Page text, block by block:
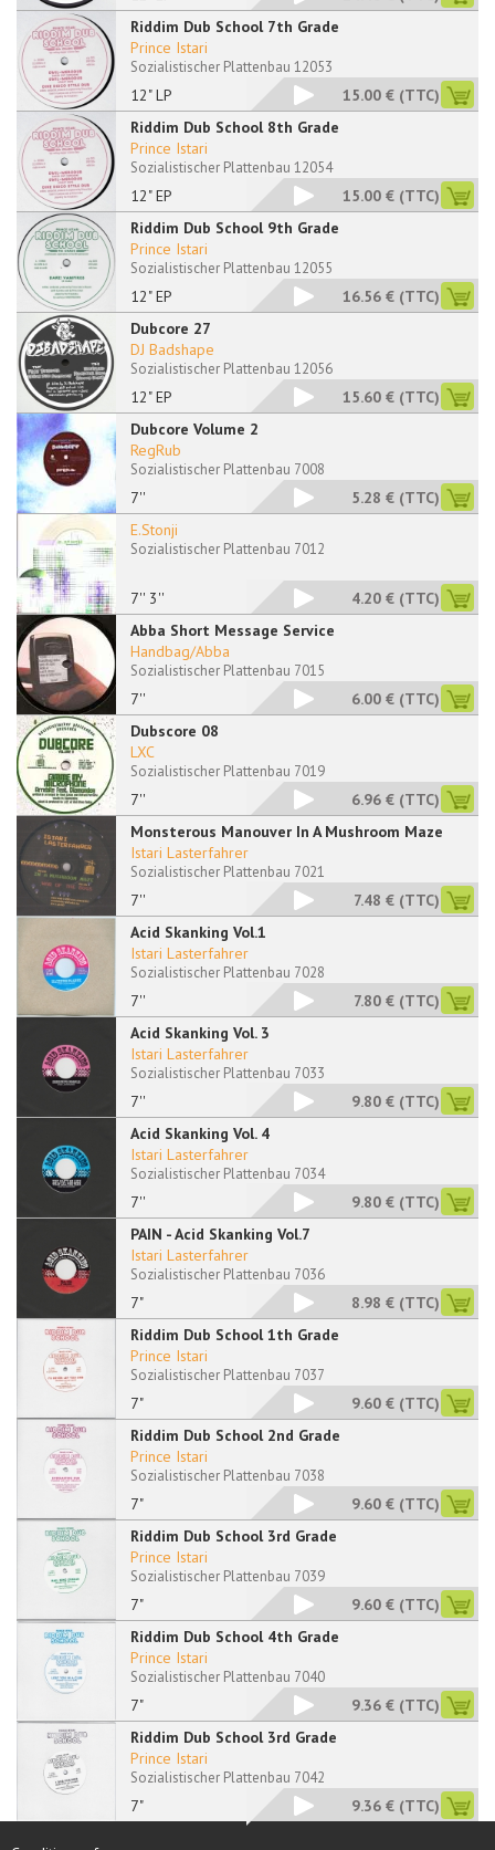
Riddim Dub School 7th Grade
12" LP
Prince Istari
Sozialistischer Plattenbau 12053
15.00 € (TTC)
Riddim Dub School 8th Grade
12" EP
Prince Istari
Sozialistischer Plattenbau 12054
15.00 € (TTC)
Riddim Dub School 9th Grade
12" EP
Prince Istari
Sozialistischer Plattenbau 12055
16.56 € (TTC)
Dubcore 27
12" EP
DJ Badshape
Sozialistischer Plattenbau 12056
15.60 € (TTC)
Dubcore Volume 2
7''
RegRub
Sozialistischer Plattenbau 7008
5.28 € (TTC)
7'' 3''
E.Stonji
Sozialistischer Plattenbau 7012
4.20 € (TTC)
Abba Short Message Service
7''
Handbag/Abba
Sozialistischer Plattenbau 7015
6.00 € (TTC)
Dubscore 08
7''
LXC
Sozialistischer Plattenbau 7019
6.96 € (TTC)
Monsterous Manouver In A Mushroom Maze
7''
Istari Lasterfahrer
Sozialistischer Plattenbau 7021
7.48 € (TTC)
Acid Skanking Vol.1
7''
Istari Lasterfahrer
Sozialistischer Plattenbau 7028
7.80 € (TTC)
Acid Skanking Vol. 3
7''
Istari Lasterfahrer
Sozialistischer Plattenbau 7033
9.80 € (TTC)
Acid Skanking Vol. 4
7''
Istari Lasterfahrer
Sozialistischer Plattenbau 7034
9.80 € (TTC)
PAIN - Acid Skanking Vol.7
7"
Istari Lasterfahrer
Sozialistischer Plattenbau 7036
8.98 € (TTC)
Riddim Dub School 1th Grade
7"
Prince Istari
Sozialistischer Plattenbau 7037
9.60 € (TTC)
Riddim Dub School 2nd Grade
7"
Prince Istari
Sozialistischer Plattenbau 7038
9.60 € (TTC)
Riddim Dub School 3rd Grade
7"
Prince Istari
Sozialistischer Plattenbau 7039
9.60 € (TTC)
Riddim Dub School 4th Grade
7"
Prince Istari
Sozialistischer Plattenbau 7040
9.36 € (TTC)
Riddim Dub School 3rd Grade
7"
Prince Istari
Sozialistischer Plattenbau 7042
9.36 € (TTC)